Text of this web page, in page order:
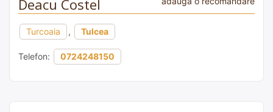
Deacu Costel
Turcoaia , Tulcea
Telefon: 0724248150